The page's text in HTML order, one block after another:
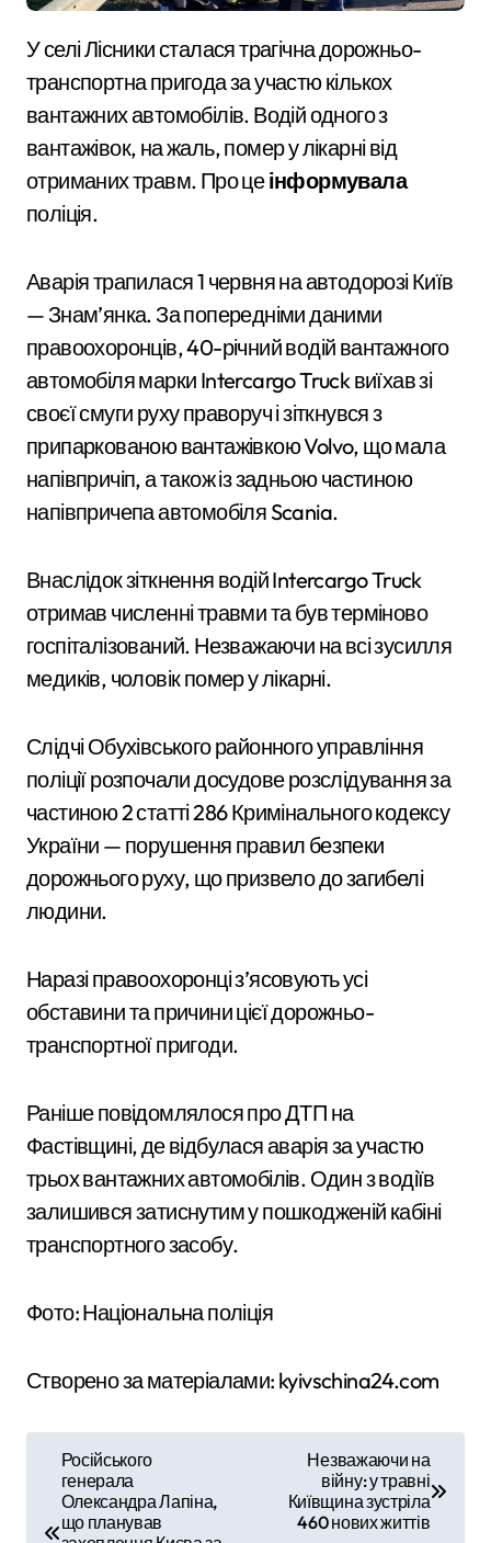
У селі Лісники сталася трагічна дорожньо-
транспортна пригода за участю кількох
вантажних автомобілів. Водій одного з
вантажівок, на жаль, помер у лікарні від
отриманих травм. Про цеінформувала
поліція.
Аварія трапилася 1 червня на автодорозі Київ
— Знам’янка. За попередніми даними
правоохоронців, 40-річний водій вантажного
автомобіля марки Intercargo Truck виїхав зі
своєї смуги руху праворуч і зіткнувся з
припаркованою вантажівкою Volvo, що мала
напівпричіп, а також із задньою частиною
напівпричепа автомобіля Scania.
Внаслідок зіткнення водій Intercargo Truck
отримав численні травми та був терміново
госпіталізований. Незважаючи на всі зусилля
медиків, чоловік помер у лікарні.
Слідчі Обухівського районного управління
поліції розпочали досудове розслідування за
частиною 2 статті 286 Кримінального кодексу
України — порушення правил безпеки
дорожнього руху, що призвело до загибелі
людини.
Наразі правоохоронці з’ясовують усі
обставини та причини цієї дорожньо-
транспортної пригоди.
Раніше повідомлялося про ДТП на
Фастівщині, де відбулася аварія за участю
трьох вантажних автомобілів. Один з водіїв
залишився затиснутим у пошкодженій кабіні
транспортного засобу.
Фото: Національна поліція
Створено за матеріалами: kyivschina24.com
Російського
генерала
Олександра Лапіна,
що планував
Незважаючи на
війну: у травні
Київщина зустріла
460 нових життів